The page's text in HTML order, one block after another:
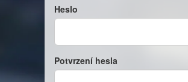
Heslo
Potvrzení hesla